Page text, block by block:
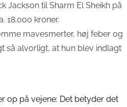
Jackson til Sharm El Sheikh på
18.000 kroner.
mavesmerter, høj feber og
så alvorligt, at hun blev indlagt
op på vejene: Det betyder det